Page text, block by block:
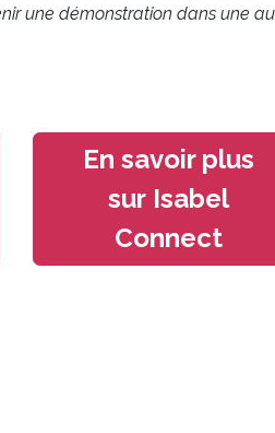
une démonstration dans une
En savoir plus
sur Isabel
Connect